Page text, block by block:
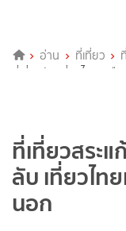
อ่าน ที่เที่ยว
ที่เที่ยวลับ เที่ยวไทยเหมือ
ที่เที่ยวสระแ
ลับ เที่ยวไท
นอก